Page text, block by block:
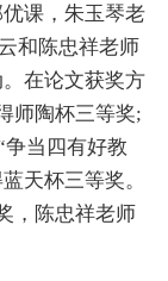
课，朱玉琴老
和陈忠祥老师
在论文获奖方
师陶杯三等奖;
当四有好教
天杯三等奖。
，陈忠祥老师